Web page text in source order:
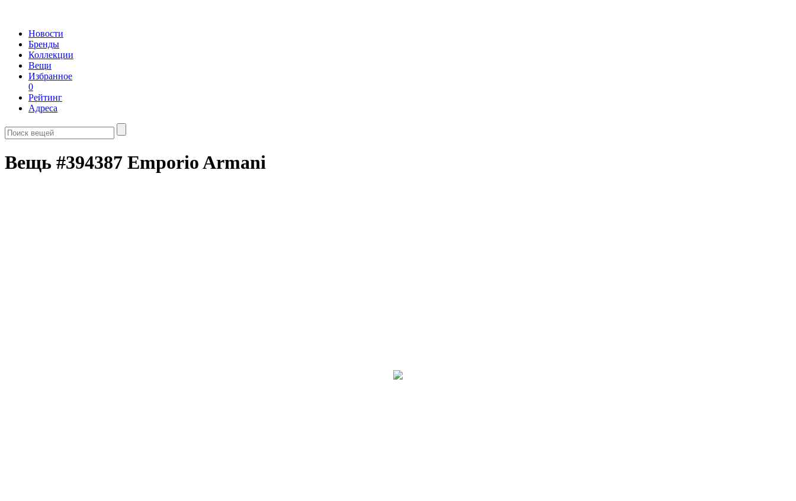
Новости
Бренды
Коллекции
Вещи
Избранное
0
Рейтинг
Адреса
Вещь #394387 Emporio Armani